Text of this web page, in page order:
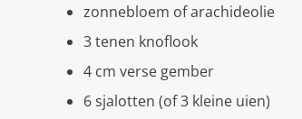
zonnebloem of arachideolie
3 tenen knoflook
4 cm verse gember
6 sjalotten (of 3 kleine uien)